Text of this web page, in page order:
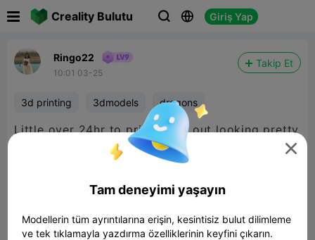
Creality Bulutu   Giriş Yap
Ringo22
10:01 03-25
Takip Et
3d printing 3dmodels dragons
Little over 24hr to print came out looking pretty

Tam deneyimi yaşayın
Modellerin tüm ayrıntılarına erişin, kesintisiz bulut dilimleme
ve tek tıklamayla yazdırma özelliklerinin keyfini çıkarın.